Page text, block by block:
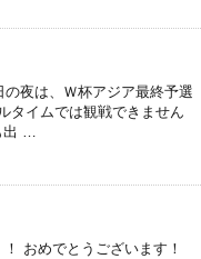
夜は、Ｗ杯アジア最終予選
タイムでは観戦できません
出 …
おめでとうございます！